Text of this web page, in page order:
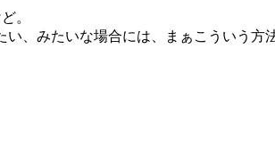
。
、みたいな場合には、まぁこういう方